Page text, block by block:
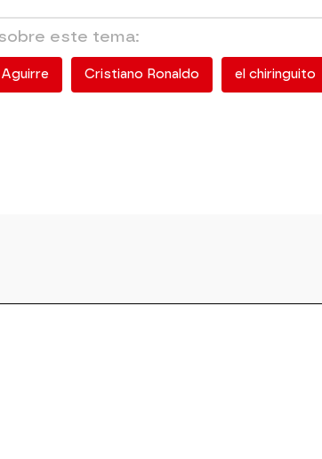
este tema:
Aguirre Cristiano Ronaldo el chiringuito